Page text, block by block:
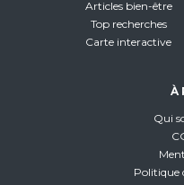
Articles bien-être
Top recherches
Carte interactive
À
Qui
Politique